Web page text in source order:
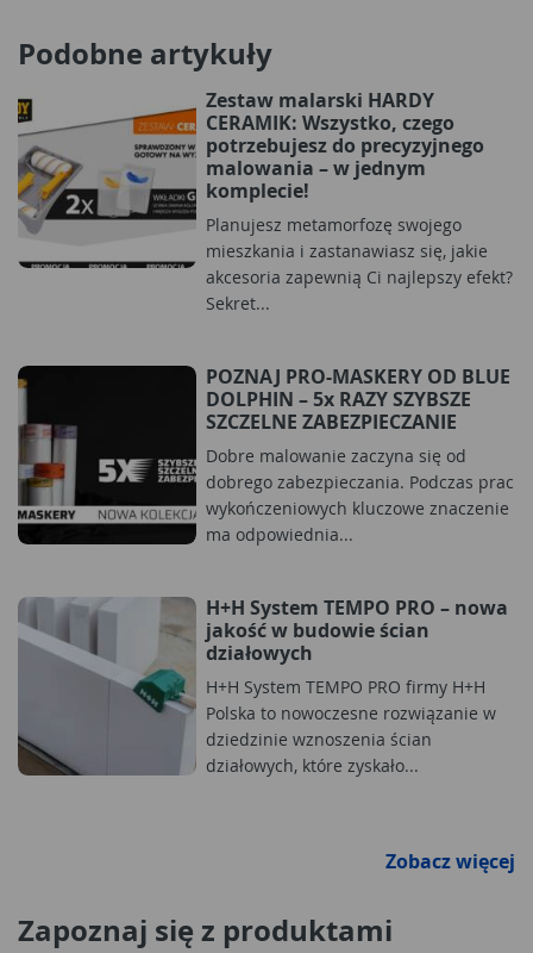
Podobne artykuły
Zestaw malarski HARDY
CERAMIK: Wszystko, czego
potrzebujesz do precyzyjnego
malowania – w jednym
komplecie!
Planujesz metamorfozę swojego
mieszkania i zastanawiasz się, jakie
akcesoria zapewnią Ci najlepszy efekt?
Sekret...
POZNAJ PRO-MASKERY OD BLUE
DOLPHIN – 5x RAZY SZYBSZE
SZCZELNE ZABEZPIECZANIE
Dobre malowanie zaczyna się od
dobrego zabezpieczania. Podczas prac
wykończeniowych kluczowe znaczenie
ma odpowiednia...
H+H System TEMPO PRO – nowa
jakość w budowie ścian
działowych
H+H System TEMPO PRO firmy H+H
Polska to nowoczesne rozwiązanie w
dziedzinie wznoszenia ścian
działowych, które zyskało...
Zobacz więcej
Zapoznaj się z produktami